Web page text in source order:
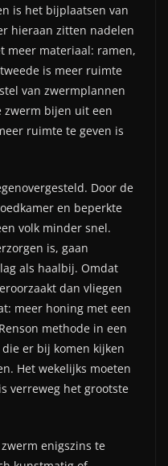
is het bijplaatsen van
hieraan zitten nadelen
meer materiaal: ramen,
is meer ruimte
van zwermplannen
zwerm bijen uit een
ruimte te geven is
Door de
en beperkte
volk minder snel.
is, gaan
als haalbij. Omdat
dan vliegen
meer honing met een
methode in een
er bij komen kijken
Het wekelijks moeten
verreweg het grootste
enigszins te